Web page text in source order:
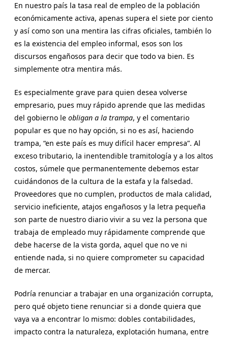
En nuestro país la tasa real de empleo de la población
económicamente activa, apenas supera el siete por ciento
y así como son una mentira las cifras oficiales, también lo
es la existencia del empleo informal, esos son los
discursos engañosos para decir que todo va bien. Es
simplemente otra mentira más.
Es especialmente grave para quien desea volverse
empresario, pues muy rápido aprende que las medidas
del gobierno le obligan a la trampa, y el comentario
popular es que no hay opción, si no es así, haciendo
trampa, “en este país es muy difícil hacer empresa”. Al
exceso tributario, la inentendible tramitología y a los altos
costos, súmele que permanentemente debemos estar
cuidándonos de la cultura de la estafa y la falsedad.
Proveedores que no cumplen, productos de mala calidad,
servicio ineficiente, atajos engañosos y la letra pequeña
son parte de nuestro diario vivir a su vez la persona que
trabaja de empleado muy rápidamente comprende que
debe hacerse de la vista gorda, aquel que no ve ni
entiende nada, si no quiere comprometer su capacidad
de mercar.
Podría renunciar a trabajar en una organización corrupta,
pero qué objeto tiene renunciar si a donde quiera que
vaya va a encontrar lo mismo: dobles contabilidades,
impacto contra la naturaleza, explotación humana, entre